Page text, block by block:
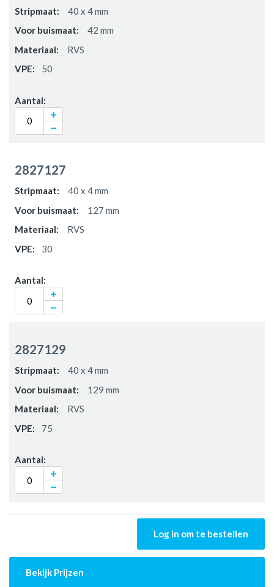
40 x 4 mm
42 mm
RVS
50
2827127
40 x 4 mm
127 mm
RVS
30
2827129
40 x 4 mm
129 mm
RVS
75
Log in om te bestellen
Bekijk Prijzen